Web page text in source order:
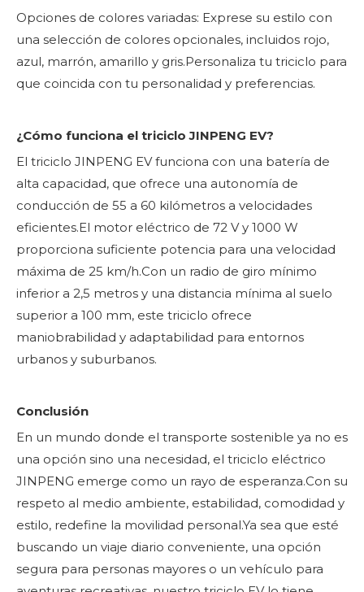
Opciones de colores variadas: Exprese su estilo con
una selección de colores opcionales, incluidos rojo,
azul, marrón, amarillo y gris.Personaliza tu triciclo para
que coincida con tu personalidad y preferencias.
¿Cómo funciona el triciclo JINPENG EV?
El triciclo JINPENG EV funciona con una batería de
alta capacidad, que ofrece una autonomía de
conducción de 55 a 60 kilómetros a velocidades
eficientes.El motor eléctrico de 72 V y 1000 W
proporciona suficiente potencia para una velocidad
máxima de 25 km/h.Con un radio de giro mínimo
inferior a 2,5 metros y una distancia mínima al suelo
superior a 100 mm, este triciclo ofrece
maniobrabilidad y adaptabilidad para entornos
urbanos y suburbanos.
Conclusión
En un mundo donde el transporte sostenible ya no es
una opción sino una necesidad, el triciclo eléctrico
JINPENG emerge como un rayo de esperanza.Con su
respeto al medio ambiente, estabilidad, comodidad y
estilo, redefine la movilidad personal.Ya sea que esté
buscando un viaje diario conveniente, una opción
segura para personas mayores o un vehículo para